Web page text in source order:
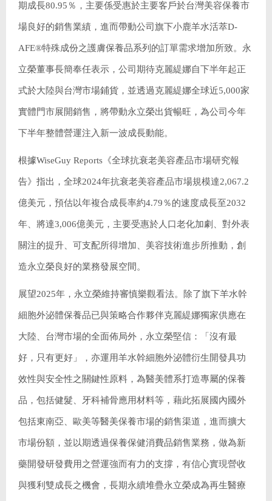
期成長80.95％，主要係受惠於主要客戶於台灣美容保養市
場良好的銷售業績，進而帶動公司旗下小鹿羊水活萃D-
AFE®特殊成份之護膚保養品系列的訂單需求增加所致。永
立榮董事長簡奉任表示，公司期待克麗緹娜自下半年起正
式於大陸與台灣市場鋪貨，並透過克麗緹娜全球近5,000家
實體門市展開銷售，將帶動永立榮出貨暢旺，為公司今年
下半年整體營運注入新一波成長動能。
根據WiseGuy Reports《全球抗衰老美容產品市場研究報
告》指出，全球2024年抗衰老美容產品市場規模達2,067.2
億美元，預估以年複合成長率約4.79％的速度成長至2032
年、將達3,006億美元，主要受惠於人口老化加劇、對外表
關注的提升、可支配所得增加、美容技術進步所推動，創
造永立榮良好的業務發展空間。
展望2025年，永立榮維持審慎樂觀看法。除了旗下羊水幹
細胞外泌體保養品已與策略合作夥伴克麗緹娜獨家供應在
大陸、台灣市場的全面佈局外，永立榮堅信：「沒有最
好，只有更好」，亦運用羊水幹細胞外泌體衍生開發具功
效性與安全性之關鍵性原料，為醫美體系打造專屬的保養
品，包括健髮、牙科補骨應用材料等，藉此拓展國內國外
包括東南亞、歐美等醫美保養市場的銷售渠道，進而擴大
市場份額，並以期透過保養保健消費品銷售業務，做為新
藥開發研發費用之營運強而有力的支撐，有信心實現營收
與獲利雙成長之機會，長期永續堆疊永立榮成為再生醫療